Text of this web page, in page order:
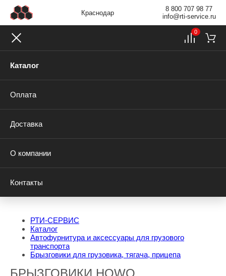
Краснодар
8 800 707 98 77
info@rti-service.ru
Каталог
Оплата
Доставка
О компании
Контакты
0
РТИ-СЕРВИС
Каталог
Автофурнитура и аксессуары для грузового
транспорта
Брызговики для грузовика, тягача, прицепа
БРЫЗГОВИКИ HOWO